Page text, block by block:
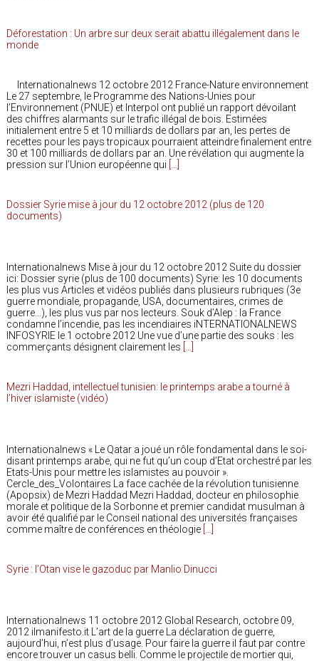
Déforestation : Un arbre sur deux serait abattu illégalement dans le
monde
Internationalnews 12 octobre 2012 France-Nature environnement
Le 27 septembre, le Programme des Nations-Unies pour
l’Environnement (PNUE) et Interpol ont publié un rapport dévoilant
des chiffres alarmants sur le trafic illégal de bois. Estimées
initialement entre 5 et 10 milliards de dollars par an, les pertes de
recettes pour les pays tropicaux pourraient atteindre finalement entre
30 et 100 milliards de dollars par an. Une révélation qui augmente la
pression sur l’Union européenne qui
Dossier Syrie mise à jour du 12 octobre 2012 (plus de 120
documents)
Internationalnews Mise à jour du 12 octobre 2012 Suite du dossier
ici: Dossier syrie (plus de 100 documents) Syrie: les 10 documents
les plus vus Articles et vidéos publiés dans plusieurs rubriques (3e
guerre mondiale, propagande, USA, documentaires, crimes de
guerre…), les plus vus par nos lecteurs. Souk d’Alep : la France
condamne l’incendie, pas les incendiaires iNTERNATIONALNEWS
INFOSYRIE le 1 octobre 2012 Une vue d’une partie des souks : les
commerçants désignent clairement les
Mezri Haddad, intellectuel tunisien: le printemps arabe a tourné à
l’hiver islamiste (vidéo)
Internationalnews « Le Qatar a joué un rôle fondamental dans le soi-
disant printemps arabe, qui ne fut qu’un coup d’Etat orchestré par les
Etats-Unis pour mettre les islamistes au pouvoir ».
Cercle_des_Volontaires La face cachée de la révolution tunisienne
(Apopsix) de Mezri Haddad Mezri Haddad, docteur en philosophie
morale et politique de la Sorbonne et premier candidat musulman à
avoir été qualifié par le Conseil national des universités françaises
comme maître de conférences en théologie
Syrie : l’Otan vise le gazoduc par Manlio Dinucci
Internationalnews 11 octobre 2012 Global Research, octobre 09,
2012 ilmanifesto.it L’art de la guerre La déclaration de guerre,
aujourd’hui, n’est plus d’usage. Pour faire la guerre il faut par contre
encore trouver un casus belli. Comme le projectile de mortier qui,